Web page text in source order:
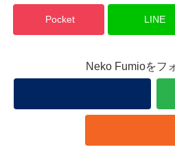
Pocket LINE
Neko Fumioをフ